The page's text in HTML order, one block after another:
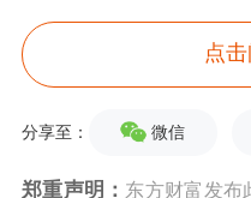
其中财通福鑫
LOF，近1年涨幅
热度同步走高，
点
分享至： 微信
郑重声明： 东方财富发布